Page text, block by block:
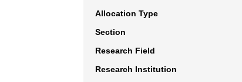
Allocation Type
Section
Research Field
Research Institution